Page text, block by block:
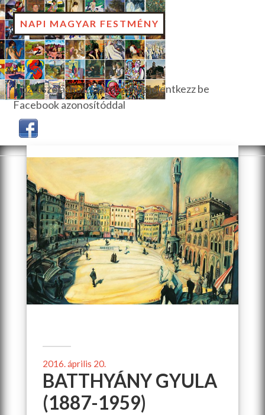
NAPI MAGYAR FESTMÉNY
Hozzászóláshoz, szavazáshoz jelentkezz be
Facebook azonosítóddal
2016. április 20.
BATTHYÁNY GYULA
(1887-1959)